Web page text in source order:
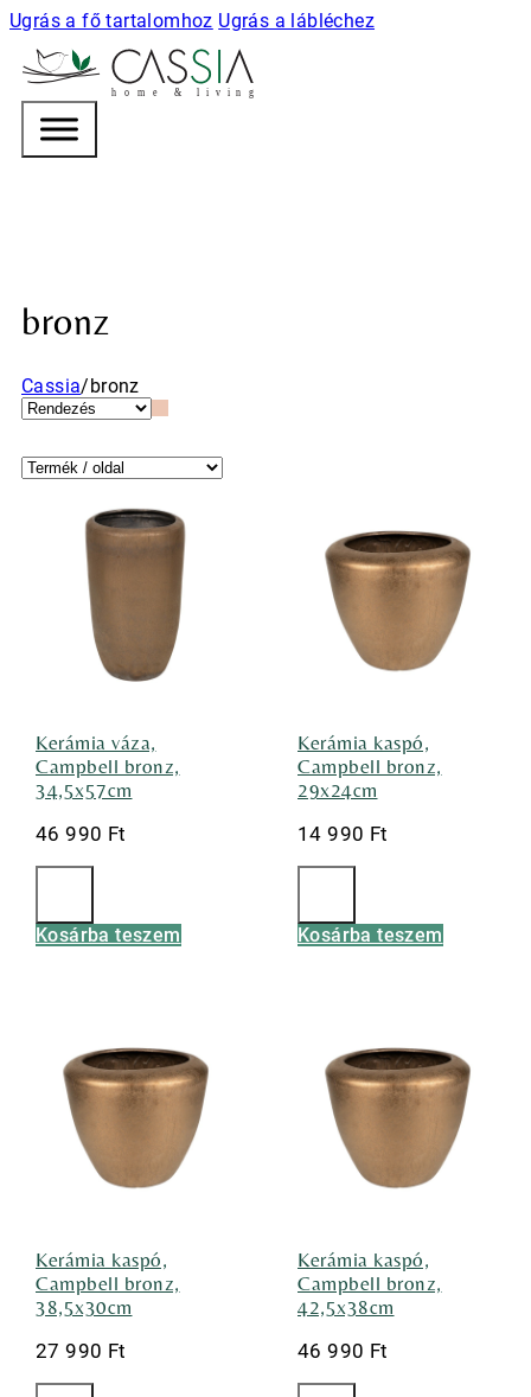
Ugrás a fő tartalomhoz Ugrás a lábléchez
h o m e & l i v i n g
bronz
Cassia/bronz
Kerámia váza,
Campbell bronz,
34,5x57cm
46 990 Ft
Kosárba teszem
Kerámia kaspó,
Campbell bronz,
29x24cm
14 990 Ft
Kosárba teszem
Kerámia kaspó,
Campbell bronz,
38,5x30cm
27 990 Ft
Kerámia kaspó,
Campbell bronz,
42,5x38cm
46 990 Ft